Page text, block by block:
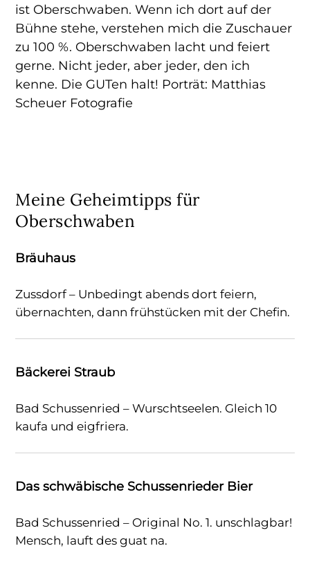
ist Oberschwaben. Wenn ich dort auf der
Bühne stehe, verstehen mich die Zuschauer
zu 100 %. Oberschwaben lacht und feiert
gerne. Nicht jeder, aber jeder, den ich
kenne. Die GUTen halt! Porträt: Matthias
Scheuer Fotografie
Meine Geheimtipps für
Oberschwaben
Bräuhaus
Zussdorf – Unbedingt abends dort feiern,
übernachten, dann frühstücken mit der Chefin.
Bäckerei Straub
Bad Schussenried – Wurschtseelen. Gleich 10
kaufa und eigfriera.
Das schwäbische Schussenrieder Bier
Bad Schussenried – Original No. 1. unschlagbar!
Mensch, lauft des guat na.